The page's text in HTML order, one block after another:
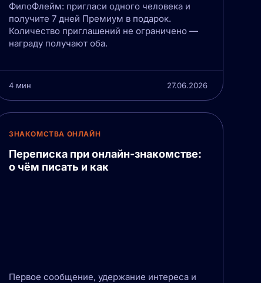
ФилоФлейм: пригласи одного человека и
получите 7 дней Премиум в подарок.
Количество приглашений не ограничено —
награду получают оба.
4 мин 27.06.2026
ЗНАКОМСТВА ОНЛАЙН
Переписка при онлайн-знакомстве:
о чём писать и как
Первое сообщение, удержание интереса и